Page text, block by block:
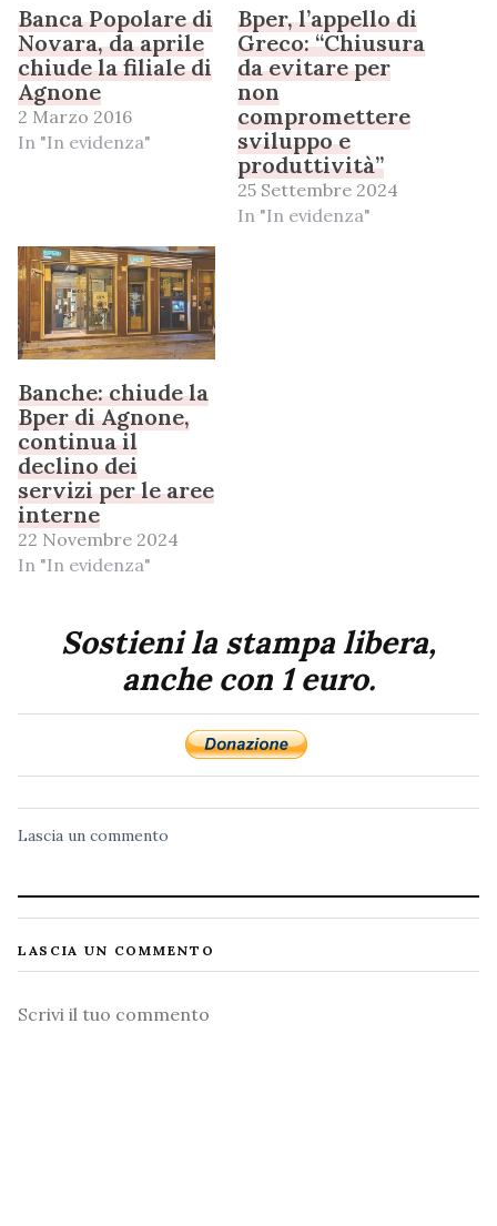
Banca Popolare di
Novara, da aprile
chiude la filiale di
Agnone
2 Marzo 2016
In "In evidenza"
Bper, l’appello di
Greco: “Chiusura
da evitare per
non
compromettere
sviluppo e
produttività”
25 Settembre 2024
In "In evidenza"
Banche: chiude la
Bper di Agnone,
continua il
declino dei
servizi per le aree
interne
22 Novembre 2024
In "In evidenza"
Sostieni la stampa libera,
anche con 1 euro.
Lascia un commento
LASCIA UN COMMENTO
Commento